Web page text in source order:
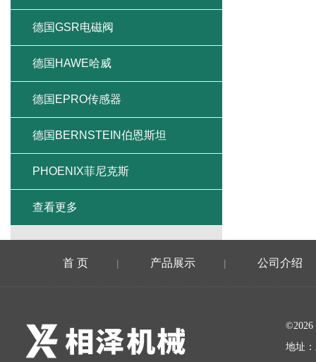
德国GSR电磁阀
德国HAWE哈威
德国EPRO传感器
德国BERNSTEIN伯恩斯坦
PHOENIX菲尼克斯
查看更多
首 页 | 产品展示 | 公司介绍
地址